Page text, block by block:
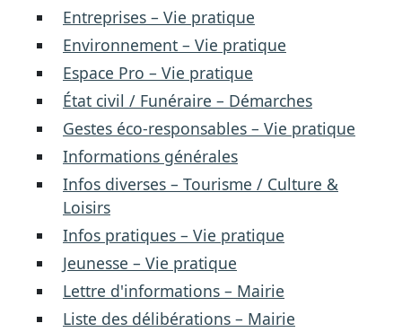
Entreprises – Vie pratique
Environnement – Vie pratique
Espace Pro – Vie pratique
État civil / Funéraire – Démarches
Gestes éco-responsables – Vie pratique
Informations générales
Infos diverses – Tourisme / Culture &
Loisirs
Infos pratiques – Vie pratique
Jeunesse – Vie pratique
Lettre d'informations – Mairie
Liste des délibérations – Mairie